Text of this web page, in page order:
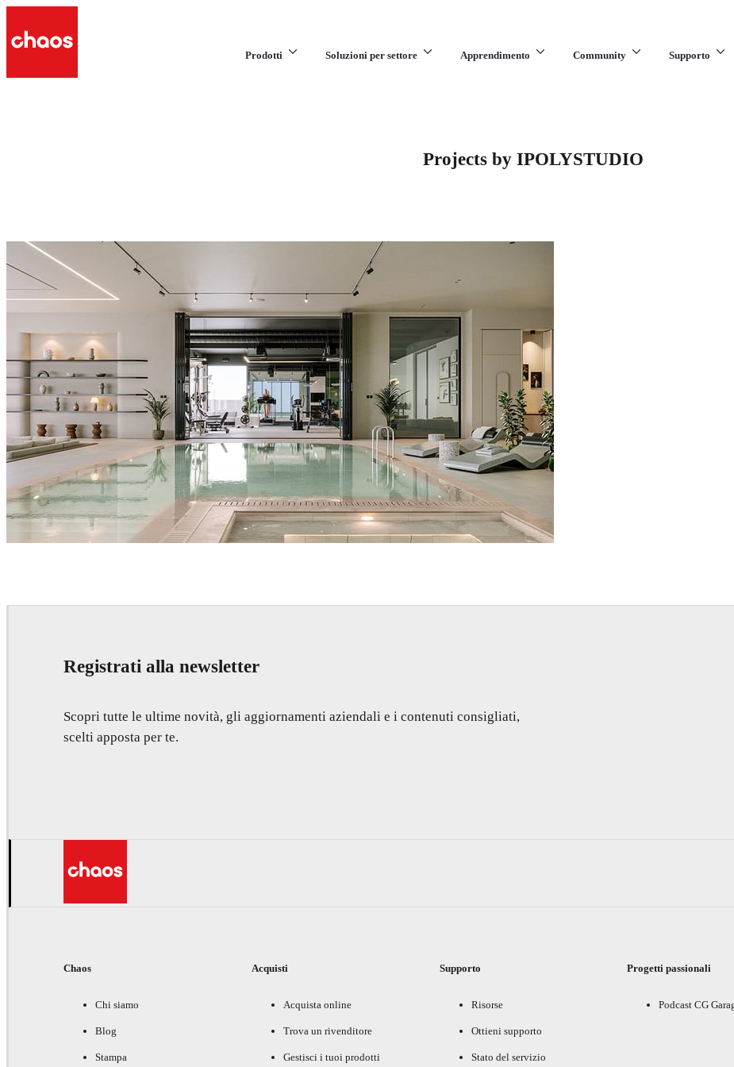
Prodotti Soluzioni per settore Apprendimento Community Supporto
Projects by IPOLYSTUDIO
Registrati alla newsletter
Scopri tutte le ultime novità, gli aggiornamenti aziendali e i contenuti consigliati,
scelti apposta per te.
Chaos
Chi siamo
Blog
Stampa
Acquisti
Acquista online
Trova un rivenditore
Gestisci i tuoi prodotti
Supporto
Risorse
Ottieni supporto
Stato del servizio
Progetti passionali
Podcast CG